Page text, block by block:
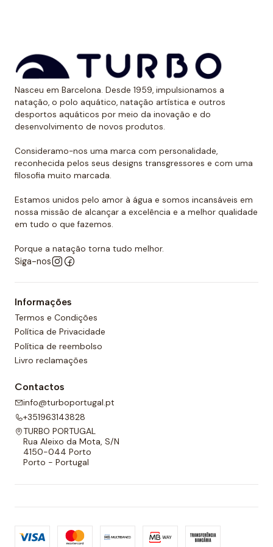
muito tempo sem sofrer desgaste.
Uso recomendado de calção para
polo aquático
Da Turbo recomendamos usar o calção para praticar
polo aquático ou treinar natação. Como se encaixa
perfeitamente no corpo, dificulta que o jogador de
polo aquático seja agarrado pelos rivais, algo de vital
importância. Além disso, nossos calções não arrastam
água durante o movimento, melhorando a mobilidade
do homem que os usa. É por isso que eles podem ser
usados sem qualquer problema para natação ou
desportos aquáticos semelhantes.
Além disso, todos os calções de polo aquático têm
um forro completo na frente e nas costas e um
cordão ajustável para melhor adaptabilidade.
Nasceu em Barcelona. Desde 1959, impulsionamos a
natação, o polo aquático, natação artística e outros
desportos aquáticos por meio da inovação e do
desenvolvimento de novos produtos.
Consideramo-nos uma marca com personalidade,
reconhecida pelos seus designs transgressores e com uma
filosofia muito marcada.
Estamos unidos pelo amor à água e somos incansáveis em
nossa missão de alcançar a excelência e a melhor qualidade
em tudo o que fazemos.
Porque a natação torna tudo melhor.
Siga-nos
Informações
Termos e Condições
Política de Privacidade
Política de reembolso
Livro reclamações
Contactos
info@turboportugal.pt
+351963143828
TURBO PORTUGAL
Rua Aleixo da Mota, S/N
4150-044 Porto
Porto - Portugal